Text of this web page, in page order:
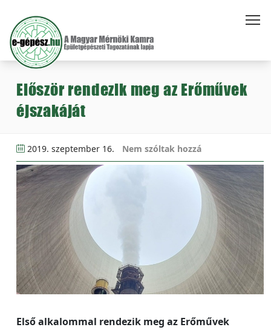
Először rendezik meg az Erőművek
éjszakáját
2019. szeptember 16. Nem szóltak hozzá
Első alkalommal rendezik meg az Erőművek